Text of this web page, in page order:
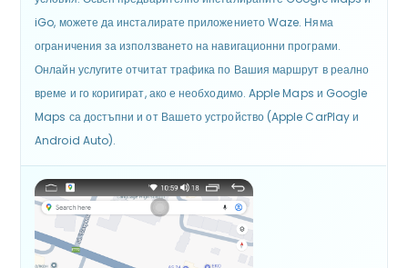
iGo, можете да инсталирате приложението Waze. Няма
ограничения за използването на навигационни програми.
Онлайн услугите отчитат трафика по Вашия маршрут в реално
време и го коригират, ако е необходимо. Apple Maps и Google
Maps са достъпни и от Вашето устройство (Apple CarPlay и
Android Auto).